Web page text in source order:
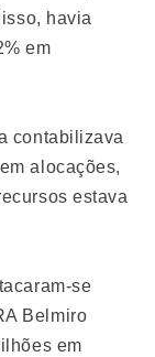
havia
em
contabilizava
alocações,
estava
se
Belmiro
em